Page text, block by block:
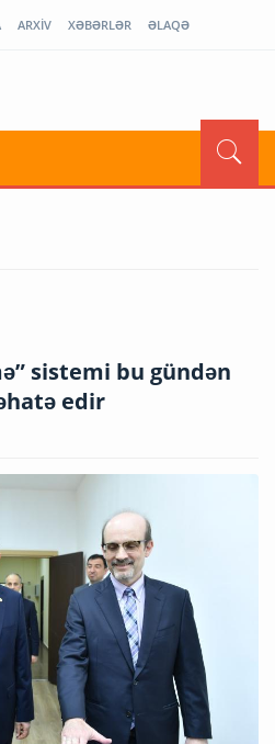
ARXİV XƏBƏRLƏR ƏLAQƏ
sistemi bu gündən
edir